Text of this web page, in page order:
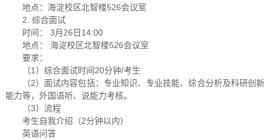
地点：海淀校区北智楼526会议室
2. 综合面试
时间： 3月26日14:00
地点： 海淀校区北智楼526会议室
要求：
（1）综合面试时间20分钟/考生
（2）面试内容包括：专业知识、专业技能、综合分析及科研创新
能力等，外国语听、说能力考核。
（3）流程
考生自我介绍（2分钟以内）
英语问答